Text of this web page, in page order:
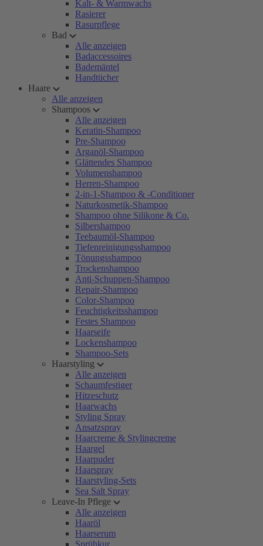
Kalt- & Warmwachs
Rasierer
Rasurpflege
Bad
Alle anzeigen
Badaccessoires
Bademäntel
Handtücher
Haare
Alle anzeigen
Shampoos
Alle anzeigen
Keratin-Shampoo
Pre-Shampoo
Arganöl-Shampoo
Glättendes Shampoo
Volumenshampoo
Herren-Shampoo
2-in-1-Shampoo & -Conditioner
Naturkosmetik-Shampoo
Shampoo ohne Silikone & Co.
Silbershampoo
Teebaumöl-Shampoo
Tiefenreinigungsshampoo
Tönungsshampoo
Trockenshampoo
Anti-Schuppen-Shampoo
Repair-Shampoo
Color-Shampoo
Feuchtigkeitsshampoo
Festes Shampoo
Haarseife
Lockenshampoo
Shampoo-Sets
Haarstyling
Alle anzeigen
Schaumfestiger
Hitzeschutz
Haarwachs
Styling Spray
Ansatzspray
Haarcreme & Stylingcreme
Haargel
Haarpuder
Haarspray
Haarstyling-Sets
Sea Salt Spray
Leave-In Pflege
Alle anzeigen
Haaröl
Haarserum
Sprühkur